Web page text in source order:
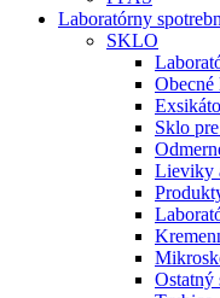
Laboratórny
SKLO
Obecné
Sklo
Lieviky
Ostatný